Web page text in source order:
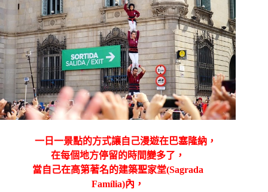
一日一景點的方式讓自己漫遊在巴塞隆納，
在每個地方停留的時間變多了，
當自己在高第著名的建築聖家堂(Sagrada
Família)內，